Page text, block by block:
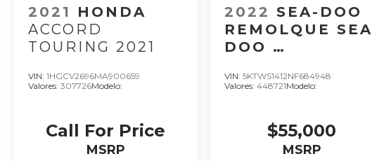
2021
HONDA
ACCORD
TOURING 2021
VIN: 1HGCV2696MA900659
Valores: 307726Modelo:
Call For Price
MSRP
2022 SEA-DOO
REMOLQUE SEA
DOO
SEADOO MOVE I
VIN:5KTWS1412NF684948
Valores:448721Modelo:
$55,000
MSRP